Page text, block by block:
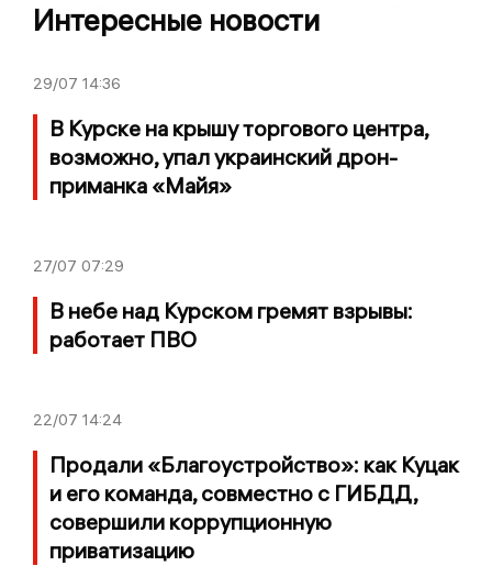
Интересные новости
29/07 14:36
В Курске на крышу торгового центра,
возможно, упал украинский дрон-
приманка «Майя»
27/07 07:29
В небе над Курском гремят взрывы:
работает ПВО
22/07 14:24
Продали «Благоустройство»: как Куцак
и его команда, совместно с ГИБДД,
совершили коррупционную
приватизацию